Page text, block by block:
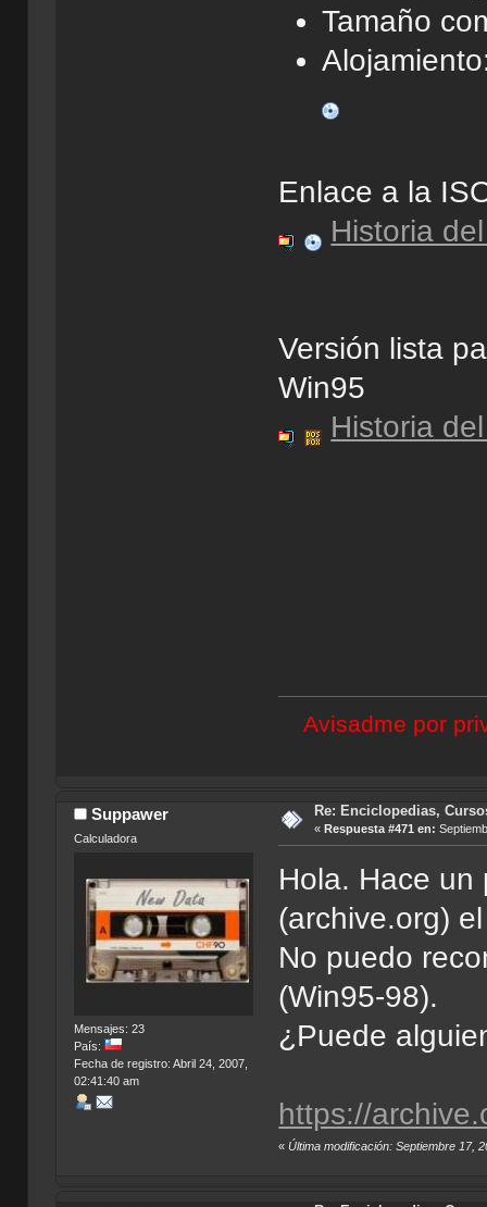
Tamaño
Enlace a la
Historia
Versión lista
Win95
Historia
Avisadme por
Suppawer
Calculadora
Mensajes: 23
País:
Fecha de registro: Abril 24, 2007,
02:41:40 am
Re: Enciclopedias,
« Respuesta #471 en:
Hola. Hace un
(archive.org)
No puedo
(Win95-98).
¿Puede
https://
«Última modificación: Septiembre 17,